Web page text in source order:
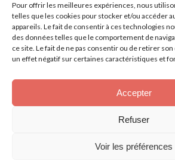
Pour offrir les meilleures expériences, nous
telles que les cookies pour stocker et/ou accéder
appareils. Le fait de consentir à ces technologies
des données telles que le comportement de
ce site. Le fait de ne pas consentir ou de retirer
un effet négatif sur certaines caractéristiques et
Accepter
Refuser
Voir les préférences
J'ai lu & j'accepte la politique de confidentalité
Présentation
Nos actions